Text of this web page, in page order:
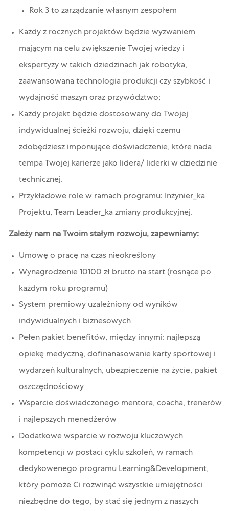
Rok 3 to zarządzanie własnym zespołem
Każdy z rocznych projektów będzie wyzwaniem
mającym na celu zwiększenie Twojej wiedzy i
ekspertyzy w takich dziedzinach jak robotyka,
zaawansowana technologia produkcji czy szybkość i
wydajność maszyn oraz przywództwo;
Każdy projekt będzie dostosowany do Twojej
indywidualnej ścieżki rozwoju, dzięki czemu
zdobędziesz imponujące doświadczenie, które nada
tempa Twojej karierze jako lidera/ liderki w dziedzinie
technicznej.
Przykładowe role w ramach programu: Inżynier_ka
Projektu, Team Leader_ka zmiany produkcyjnej.
Zależy nam na Twoim stałym rozwoju, zapewniamy:
Umowę o pracę na czas nieokreślony
Wynagrodzenie 10100 zł brutto na start (rosnące po
każdym roku programu)
System premiowy uzależniony od wyników
indywidualnych i biznesowych
Pełen pakiet benefitów, między innymi: najlepszą
opiekę medyczną, dofinanasowanie karty sportowej i
wydarzeń kulturalnych, ubezpieczenie na życie, pakiet
oszczędnościowy
Wsparcie doświadczonego mentora, coacha, trenerów
i najlepszych menedżerów
Dodatkowe wsparcie w rozwoju kluczowych
kompetencji w postaci cyklu szkoleń, w ramach
dedykowenego programu Learning&Development,
który pomoże Ci rozwinąć wszystkie umiejętności
niezbędne do tego, by stać się jednym z naszych